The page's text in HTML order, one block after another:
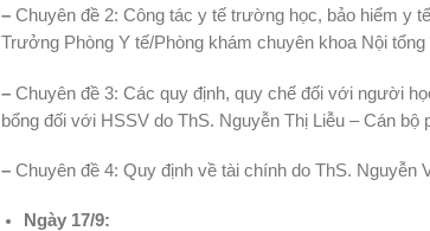
– Chuyên đề 2: Công tác y tế trường học, bảo hiểm y
Trưởng Phòng Y tế/Phòng khám chuyên khoa Nội
– Chuyên đề 3: Các quy định, quy chế đối với người
bổng đối với HSSV do ThS. Nguyễn Thị Liễu – Cán bộ
– Chuyên đề 4: Quy định về tài chính do ThS. Nguyễn
Ngày 17/9: